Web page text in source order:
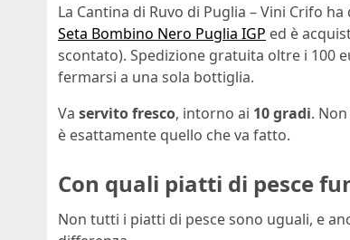
La Cantina di Ruvo di Puglia – Vini Crifo
Seta Bombino Nero Puglia IGP ed è
scontato). Spedizione gratuita oltre i 100
fermarsi a una sola bottiglia.
Va servito fresco, intorno ai 10 gradi.
è esattamente quello che va fatto.
Con quali piatti di pesce
Non tutti i piatti di pesce sono uguali, e